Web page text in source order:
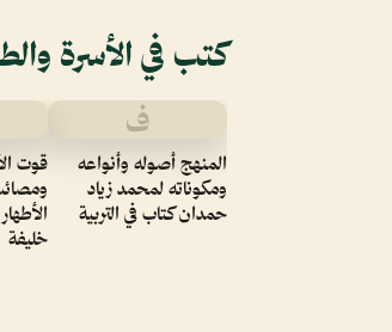
كتب في الأسرة
ف
المنهج أصوله وأنواعه
ومكوناته لمحمد زياد
حمدان كتاب في التربية
قوت
خليفة